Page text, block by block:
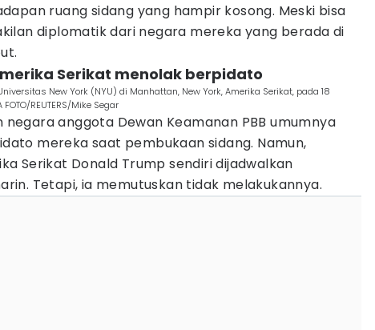
ruang sidang yang hampir kosong. Meski bisa
diplomatik dari negara mereka yang berada di
Serikat menolak berpidato
New York (NYU) di Manhattan, New York, Amerika Serikat, pada 18
REUTERS/Mike Segar
negara anggota Dewan Keamanan PBB umumnya
mereka saat pembukaan sidang. Namun,
Serikat Donald Trump sendiri dijadwalkan
Tetapi, ia memutuskan tidak melakukannya.